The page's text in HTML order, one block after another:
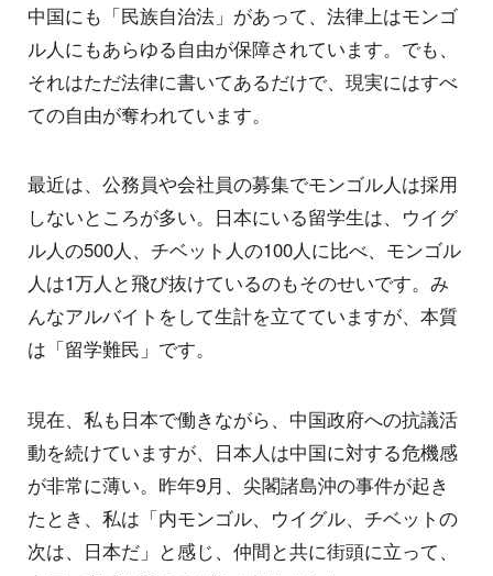
中国にも「民族自治法」があって、法律上はモンゴ
ル人にもあらゆる自由が保障されています。でも、
それはただ法律に書いてあるだけで、現実にはすべ
ての自由が奪われています。
最近は、公務員や会社員の募集でモンゴル人は採用
しないところが多い。日本にいる留学生は、ウイグ
ル人の500人、チベット人の100人に比べ、モンゴル
人は1万人と飛び抜けているのもそのせいです。み
んなアルバイトをして生計を立てていますが、本質
は「留学難民」です。
現在、私も日本で働きながら、中国政府への抗議活
動を続けていますが、日本人は中国に対する危機感
が非常に薄い。昨年9月、尖閣諸島沖の事件が起き
たとき、私は「内モンゴル、ウイグル、チベットの
次は、日本だ」と感じ、仲間と共に街頭に立って、